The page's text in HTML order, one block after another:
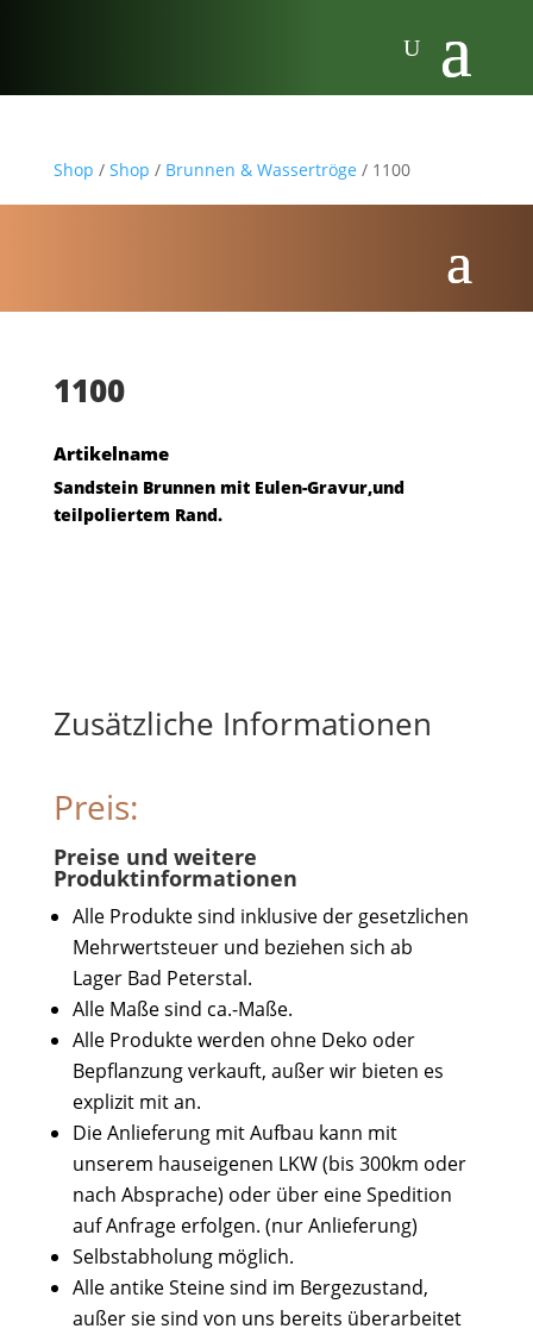
Shop / Shop / Brunnen & Wassertröge / 1100
1100
Artikelname
Sandstein Brunnen mit Eulen-Gravur,und
teilpoliertem Rand.
Zusätzliche Informationen
Preis:
Preise und weitere
Produktinformationen
Alle Produkte sind inklusive der gesetzlichen
Mehrwertsteuer und beziehen sich ab
Lager Bad Peterstal.
Alle Maße sind ca.-Maße.
Alle Produkte werden ohne Deko oder
Bepflanzung verkauft, außer wir bieten es
explizit mit an.
Die Anlieferung mit Aufbau kann mit
unserem hauseigenen LKW (bis 300km oder
nach Absprache) oder über eine Spedition
auf Anfrage erfolgen. (nur Anlieferung)
Selbstabholung möglich.
Alle antike Steine sind im Bergezustand,
außer sie sind von uns bereits überarbeitet